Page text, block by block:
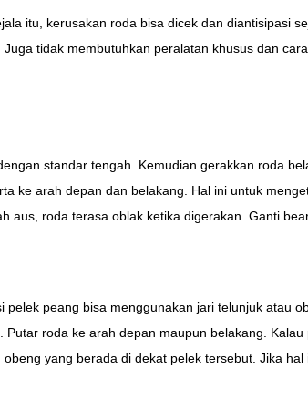
itu, kerusakan roda bisa dicek dan diantisipasi
Juga tidak membutuhkan peralatan khusus dan
standar tengah. Kemudian gerakkan roda
ke arah depan dan belakang. Hal ini untuk
aus, roda terasa oblak ketika digerakan. Ganti
pelek peang bisa menggunakan jari telunjuk atau
Putar roda ke arah depan maupun belakang.
obeng yang berada di dekat pelek tersebut. Jika